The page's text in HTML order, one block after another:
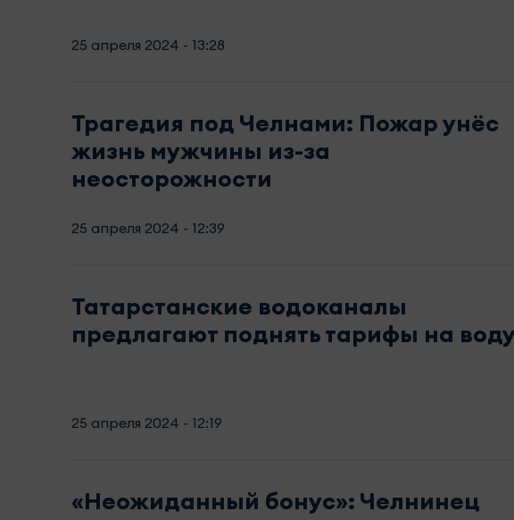
25 апреля 2024 - 13:28
Трагедия под Челнами: Пожар унёс
жизнь мужчины из-за
неосторожности
25 апреля 2024 - 12:39
Татарстанские водоканалы
предлагают поднять тарифы на
25 апреля 2024 - 12:19
«Неожиданный бонус»: Челнинец